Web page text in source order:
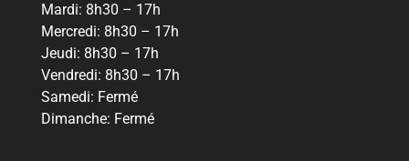
Mardi: 8h30 – 17h
Mercredi: 8h30 – 17h
Jeudi: 8h30 – 17h
Vendredi: 8h30 – 17h
Samedi: Fermé
Dimanche: Fermé